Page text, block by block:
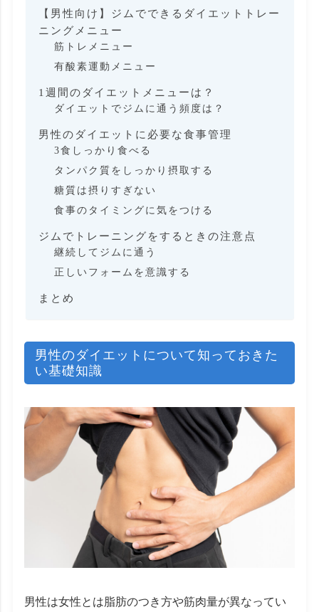
【男性向け】ジムでできるダイエットトレー
ニングメニュー
筋トレメニュー
有酸素運動メニュー
1週間のダイエットメニューは？
ダイエットでジムに通う頻度は？
男性のダイエットに必要な食事管理
3食しっかり食べる
タンパク質をしっかり摂取する
糖質は摂りすぎない
食事のタイミングに気をつける
ジムでトレーニングをするときの注意点
継続してジムに通う
正しいフォームを意識する
まとめ
男性のダイエットについて知っておきた
い基礎知識
男性は女性とは脂肪のつき方や筋肉量が異なってい